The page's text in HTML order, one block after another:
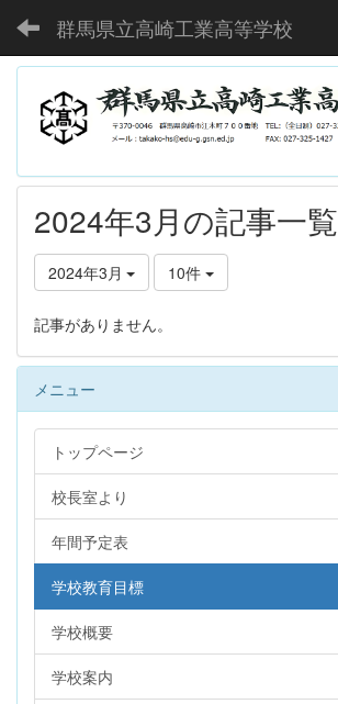
群馬県立高崎工業高等学校
2024年3月の記事一覧
2024年3月 10件
記事がありません。
メニュー
トップページ
校長室より
年間予定表
学校教育目標
学校概要
学校案内